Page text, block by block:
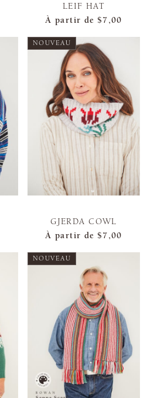
LEIF HAT
À partir de $7,00
NOUVEAU
GJERDA COWL
À partir de $7,00
NOUVEAU